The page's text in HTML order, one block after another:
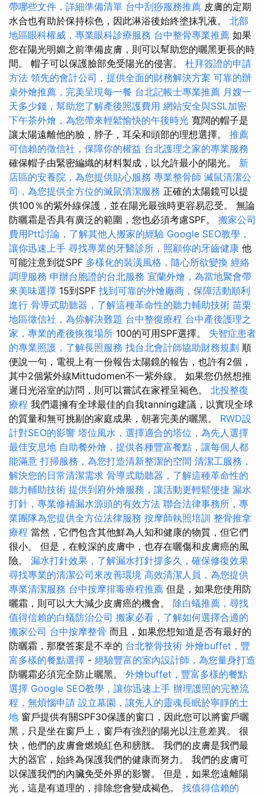
帶哪些文件，詳細準備清單 台中刮痧服務推薦 皮膚的定期
水合也有助於保持棕色，因此淋浴後始終塗抹乳液。 北部
地區眼科權威，專業眼科診療服務 台中整骨專業推薦 如果
您在陽光明媚之前準備皮膚，則可以幫助您的曬黑更長的時
間。 帽子可以保護臉部免受陽光的侵害。 杜拜簽證的申請
方法 領先的會計公司，提供全面的財務解決方案 可靠的辦
桌外燴推薦，完美呈現每一餐 台北記帳士專業推薦 月嫂一
天多少錢，幫助您了解產後照護費用 網站安全與SSL加密
下午茶外燴，為您帶來輕鬆愉快的午後時光 寬闊的帽子是
讓太陽遠離他的臉，脖子，耳朵和頭部的理想選擇。 推薦
可信賴的徵信社，保障你的權益 台北護理之家的專業服務
確保帽子由緊密編織的材料製成，以允許最小的陽光。 新
店區的安養院，為您提供貼心服務 專業整骨師 滅鼠清潔公
司，為您提供全方位的滅鼠清潔服務 正確的太陽鏡可以提
供100％的紫外線保護，並在陽光最強時更容易忍受。 無論
防曬霜是否具有廣泛的範圍，您也必須考慮SPF。 搬家公司
費用Ptt討論，了解其他人搬家的經驗 Google SEO教學，
讓你迅速上手 尋找專業的牙醫診所，照顧你的牙齒健康 他
可能注意到從SPF 多樣化的裝潢風格，隨心所欲變換 經絡
調理服務 申辦台胞證的台北服務 宜蘭外燴，為當地聚會帶
來美味選擇 15到SPF 找到可靠的外燴廠商，保障活動順利
進行 骨導式助聽器，了解這種革命性的聽力輔助技術 苗栗
地區徵信社，為你解決難題 台中整復療程 台中產後護理之
家，專業的產後恢復場所 100的可用SPF選擇。 失智症患者
的專業照護，了解長照服務 找台北會計師協助財務規劃 順
便說一句，電視上有一份報告太陽鏡的報告，也許有2個，
其中2個紫外線Mittudomen不一紫外線。 如果您仍然想推
遲日光浴室的訪問，則可以嘗試在家裡呈褐色。 北投整復
療程 我們還擁有全球最佳的自我tanning建議，以實現全球
的質量和無可挑剔的家庭成果，朝著完美的曬黑。 RWD設
計對SEO的影響 塔位風水，選擇適合的塔位，為先人選擇
最佳安息地 自助餐外燴，提供各種豐富餐點，讓每個人都
能滿意 打掃服務，為您打造清新整潔的空間 清潔工服務，
解決您的日常清潔需求 骨導式助聽器，了解這種革命性的
聽力輔助技術 提供到府外燴服務，讓活動更輕鬆便捷 漏水
打針，專業修補漏水源頭的有效方法 聯合法律事務所，專
業團隊為您提供全方位法律服務 按摩師執照培訓 整骨推拿
療程 當然，它們包含其他鮮為人知和健康的物質，但它們
很小。 但是，在較深的皮膚中，也存在曬傷和皮膚癌的風
險。 漏水打針效果，了解漏水打針撐多久，確保修復效果
尋找專業的清潔公司來改善環境 高效清潔人員，為您提供
專業清潔服務 台中按摩排毒療程推薦 但是，如果您使用防
曬霜，則可以大大減少皮膚癌的機會。 除白蟻推薦，尋找
值得信賴的白蟻防治公司 搬家必看，了解如何選擇合適的
搬家公司 台中按摩整骨 而且，如果您想知道是否有最好的
防曬霜，那麼答案是不幸的 台北整骨技術 外燴buffet，豐
富多樣的餐點選擇 - 經驗豐富的室內設計師，為您量身打造
防曬霜必須完全防止曬黑。 外燴buffet，豐富多樣的餐點
選擇 Google SEO教學，讓你迅速上手 辦理護照的完整流
程，無煩惱申請 設立墓園，讓先人的靈魂長眠於寧靜的土
地 窗戶提供有關SPF30保護的窗口，因此您可以將窗戶曬
黑，只是坐在窗戶上，窗戶有強烈的陽光以注意差異。 很
快，他們的皮膚會燃燒紅色和膀胱。 我們的皮膚是我們最
大的器官，始終為保護我們的健康而努力。 我們的皮膚可
以保護我們的內臟免受外界的影響。 但是，如果您遠離陽
光，這是有道理的，排除您會變成褐色。 找值得信賴的